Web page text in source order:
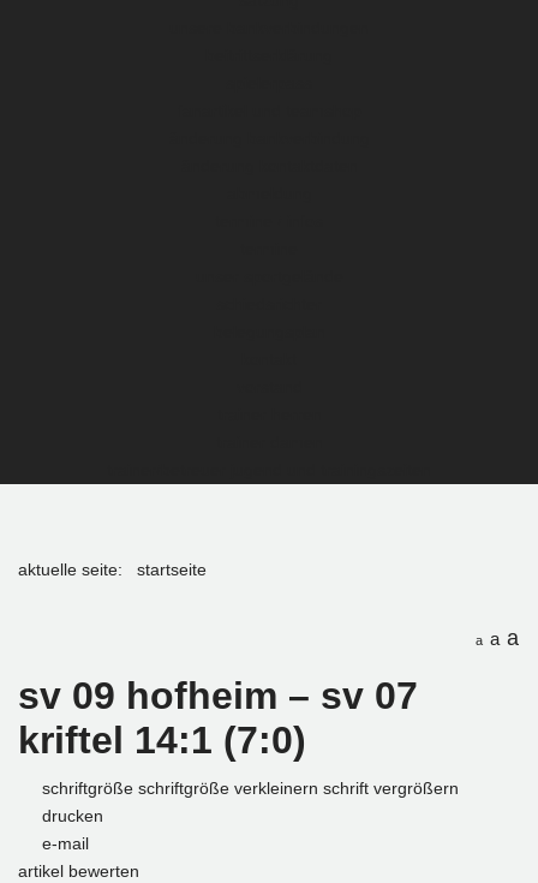
aktuelle seite: startseite
a a a
sv 09 hofheim – sv 07
kriftel 14:1 (7:0)
schriftgröße schriftgröße verkleinern schrift vergrößern
drucken
e-mail
artikel bewerten